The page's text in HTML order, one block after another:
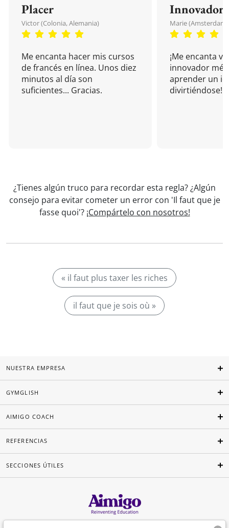
Placer
Victor (Colonia, Alemania)
Me encanta hacer mis cursos
de francés en línea. Unos diez
minutos al día son
suficientes... Gracias.
Innovador
Marie (Amsterdam,
¡Me encanta
innovador
aprender un
divirtiéndose!
¿Tienes algún truco para recordar esta regla? ¿Algún
consejo para evitar cometer un error con 'Il faut que je
fasse quoi'? ¡Compártelo con nosotros!
« il faut plus taxer les riches
il faut que je sois où »
NUESTRA EMPRESA
GYMGLISH
AIMIGO COACH
REFERENCIAS
SECCIONES ÚTILES